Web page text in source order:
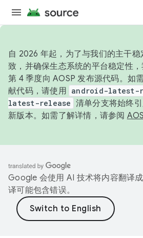
自 2026 年起，为了与我们的主干
致，并确保生态系统的平台稳定性
第 4 季度向 AOSP 发布源代码。如
献代码，请使用 android-latest-
latest-release 清单分支将始终
新版本。如需了解详情，请参阅
Google 会使用 AI 技术将内容翻译
译可能包含错误。